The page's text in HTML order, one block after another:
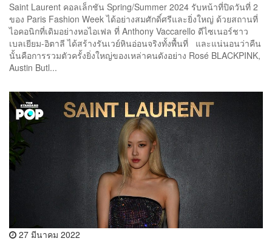
Saint Laurent คอลเล็กชัน Spring/Summer 2024 รับหน้าที่ปิดวันที่ 2
ของ Paris Fashion Week ได้อย่างสมศักดิ์ศรีและยิ่งใหญ่ ด้วยสถานที่
ไอคอนิกที่เดิมอย่างหอไอเฟล ที่ Anthony Vaccarello ดีไซเนอร์ชาว
เบลเยียม-อิตาลี ได้สร้างรันเวย์หินอ่อนจริงทั้งพื้นที่ และแน่นอนว่าคืน
นั้นคือการรวมตัวครั้งยิ่งใหญ่ของเหล่าคนดังอย่าง Rosé BLACKPINK,
Austin Butl...
27 มีนาคม 2022